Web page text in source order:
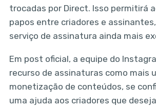
trocadas por Direct. Isso permitirá
papos entre criadores e
serviço de assinatura ainda mais
Em post oficial, a equipe do
recurso de assinaturas como mais
monetização de conteúdos, se
uma ajuda aos criadores que